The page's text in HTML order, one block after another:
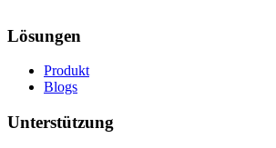
Lösungen
Produkt
Blogs
Unterstützung